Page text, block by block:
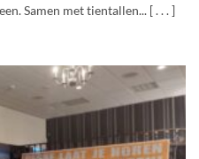
Samen met tientallen... [ . . . ]